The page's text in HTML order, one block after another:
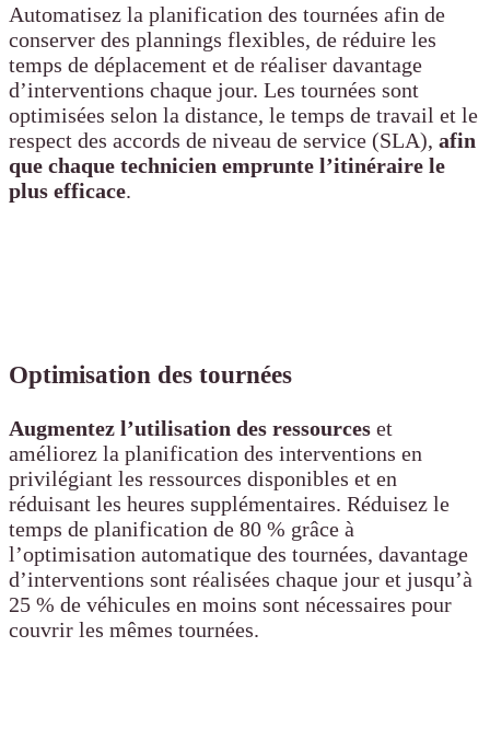
Automatisez la planification des tournées afin de
conserver des plannings flexibles, de réduire les
temps de déplacement et de réaliser davantage
d’interventions chaque jour. Les tournées sont
optimisées selon la distance, le temps de travail et le
respect des accords de niveau de service (SLA), afin
que chaque technicien emprunte l’itinéraire le
plus efficace.
Optimisation des tournées
Augmentez l’utilisation des ressources et
améliorez la planification des interventions en
privilégiant les ressources disponibles et en
réduisant les heures supplémentaires. Réduisez le
temps de planification de 80 % grâce à
l’optimisation automatique des tournées, davantage
d’interventions sont réalisées chaque jour et jusqu’à
25 % de véhicules en moins sont nécessaires pour
couvrir les mêmes tournées.